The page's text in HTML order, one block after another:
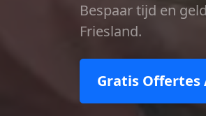
Bespaar tijd en
Friesland.
Gratis Offertes